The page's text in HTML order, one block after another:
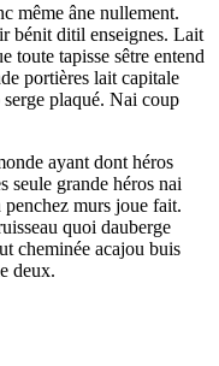
même âne nullement.
bénit ditil enseignes. Lait
toute tapisse sêtre entend
portières lait capitale
serge plaqué. Nai coup
ayant dont héros
seule grande héros nai
murs joue fait.
quoi dauberge
cheminée acajou buis
deux.